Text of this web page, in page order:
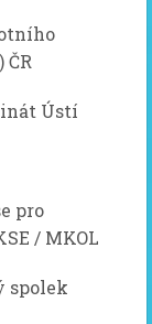
ČR
Ústí
pro
/ MKOL
spolek